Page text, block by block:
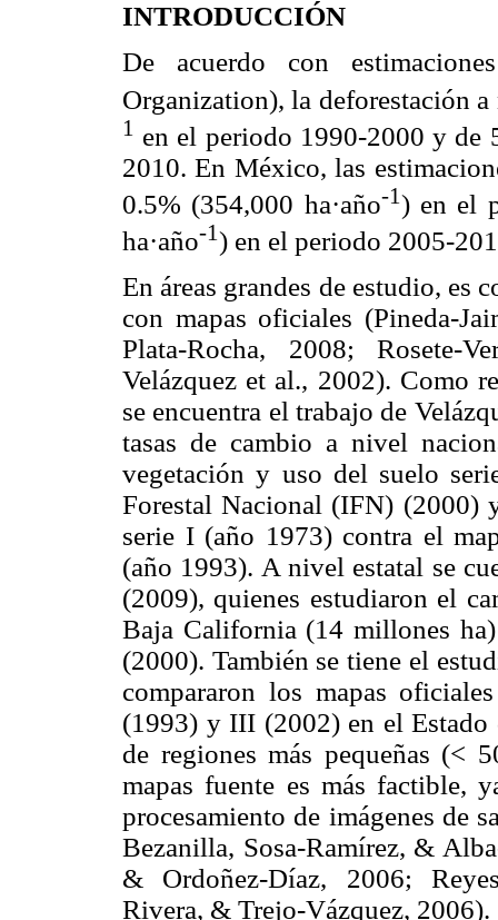
INTRODUCCIÓN
De acuerdo con
Organization), la deforestación
1 en el periodo 1990-2000 y de
2010. En México, las
0.5% (354,000 ha·año-1) en el
ha·año-1) en el periodo 2005-
En áreas grandes de estudio, es
con mapas oficiales (Pineda-
Plata-Rocha, 2008; Rosete-
Velázquez et al., 2002). Como
se encuentra el trabajo de
tasas de cambio a nivel
vegetación y uso del suelo
Forestal Nacional (IFN) (2000)
serie I (año 1973) contra el
(año 1993). A nivel estatal se
(2009), quienes estudiaron el
Baja California (14 millones
(2000). También se tiene el
compararon los mapas
(1993) y III (2002) en el
de regiones más pequeñas (<
mapas fuente es más factible,
procesamiento de imágenes de
Bezanilla, Sosa-Ramírez, &
& Ordoñez-Díaz, 2006;
Rivera, & Trejo-Vázquez, 2006).